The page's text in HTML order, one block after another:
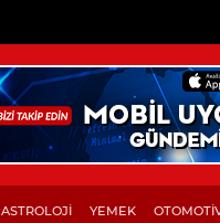
ASTROLOJİ YEMEK